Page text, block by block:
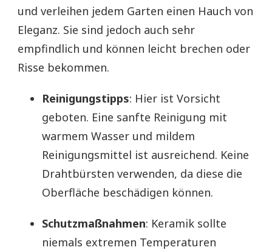
und verleihen jedem Garten einen Hauch von
Eleganz. Sie sind jedoch auch sehr
empfindlich und können leicht brechen oder
Risse bekommen.
Reinigungstipps: Hier ist Vorsicht
geboten. Eine sanfte Reinigung mit
warmem Wasser und mildem
Reinigungsmittel ist ausreichend. Keine
Drahtbürsten verwenden, da diese die
Oberfläche beschädigen können.
Schutzmaßnahmen: Keramik sollte
niemals extremen Temperaturen